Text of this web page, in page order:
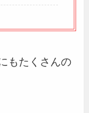
もたくさんの